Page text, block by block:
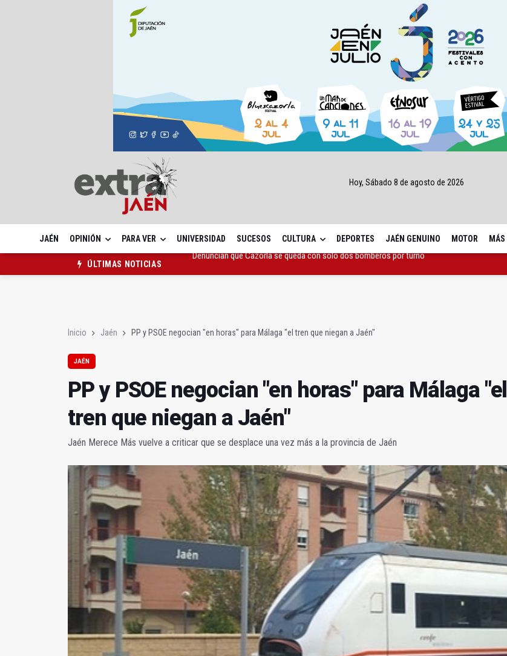
Hoy, Sábado 8 de agosto de 2026
JAÉN OPINIÓN PARA VER UNIVERSIDAD SUCESOS CULTURA DEPORTES JAÉN GENUINO MOTOR MÁS
ÚLTIMAS NOTICIAS
Inicio Jaén PP y PSOE negocian "en horas" para Málaga "el tren que niegan a Jaén"
JAÉN
PP y PSOE negocian "en horas" para Málaga "el
tren que niegan a Jaén"
Jaén Merece Más vuelve a criticar que se desplace una vez más a la provincia de Jaén